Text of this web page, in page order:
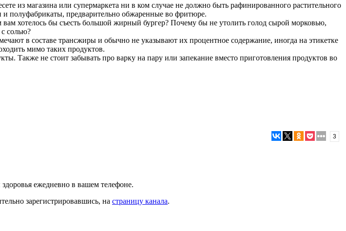
из магазина или супермаркета ни в ком случае не должно быть рафинированного растительного
и полуфабрикаты, предварительно обжаренные во фритюре.
хотелось бы съесть большой жирный бургер? Почему бы не утолить голод сырой морковью,
солью?
в составе трансжиры и обычно не указывают их процентное содержание, иногда на этикетке
мимо таких продуктов.
Также не стоит забывать про варку на пару или запекание вместо приготовления продуктов во
3
ежедневно в вашем телефоне.
зарегистрировавшись, на страницу канала.